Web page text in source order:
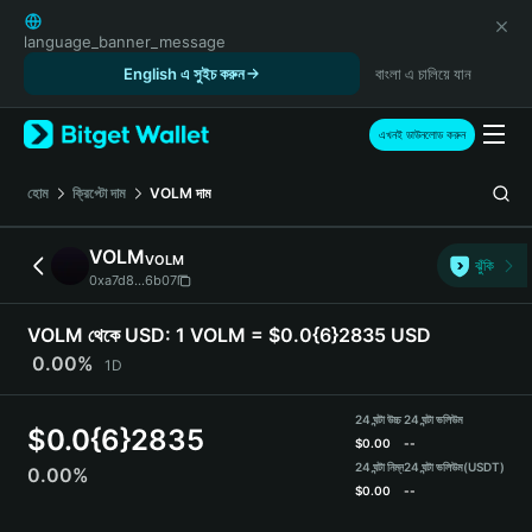
English
日本語
Русский
Español (Latinoamérica)
Türkçe
Italiano
简体中文
繁體中文
Português (Portugal)
Bahasa Indonesia
Español
language_banner_message
English এ সুইচ করুন
বাংলা এ চালিয়ে যান
এখনই ডাউনলোড করুন
হোম ক্রিপ্টো দাম VOLM দাম
VOLMVOLM
0xa7d8...6b07
ঝুঁকি
VOLM থেকে USD: 1 VOLM = $0.0{6}2835 USD
0.00%
1D
$0.0{6}2835
0.00%
24 ঘন্টা উচ্চ
$0.00
24 ঘন্টা নিম্ন
$0.00
24 ঘন্টা ভলিউম
--
24 ঘন্টা ভলিউম(USDT)
--